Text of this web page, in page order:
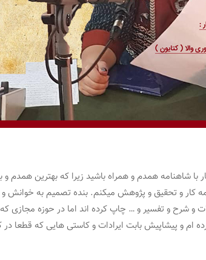
شاهنامه همدم و همراه باشید زیرا که بهترین همدم و
کار و تحقیق و پژوهش میکنم. بنده تصمیم به خوانش
شرح و تفسیر و … چاپ کرده اند اما در حوزه مجازی
ام و پیشاپیش بابت ایرادات و کاستی هایی که قطعا